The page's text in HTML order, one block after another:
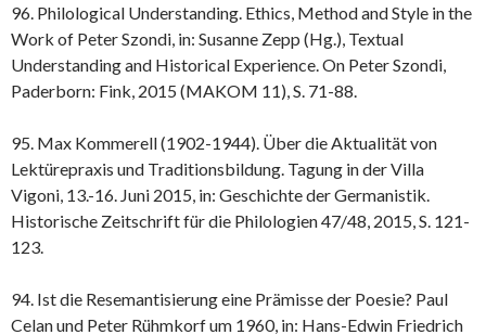
96. Philological Understanding. Ethics, Method and Style in the
Work of Peter Szondi, in: Susanne Zepp (Hg.), Textual
Understanding and Historical Experience. On Peter Szondi,
Paderborn: Fink, 2015 (MAKOM 11), S. 71-88.
95. Max Kommerell (1902-1944). Über die Aktualität von
Lektürepraxis und Traditionsbildung. Tagung in der Villa
Vigoni, 13.-16. Juni 2015, in: Geschichte der Germanistik.
Historische Zeitschrift für die Philologien 47/48, 2015, S. 121-
123.
94. Ist die Resemantisierung eine Prämisse der Poesie? Paul
Celan und Peter Rühmkorf um 1960, in: Hans-Edwin Friedrich